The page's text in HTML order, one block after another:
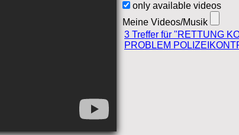
only available videos
Meine Videos/Musik
3 Treffer für "RETTUNG
PROBLEM